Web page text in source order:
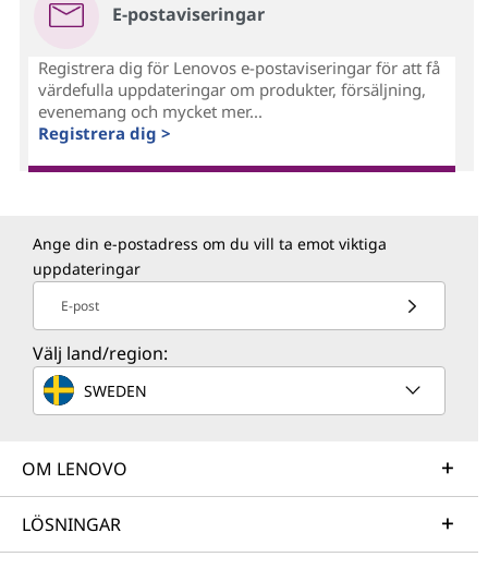
E-postaviseringar
Registrera dig för Lenovos e-postaviseringar för att få
värdefulla uppdateringar om produkter, försäljning,
evenemang och mycket mer...
Registrera dig >
Ange din e-postadress om du vill ta emot viktiga
uppdateringar
E-post
Välj land/region:
SWEDEN
OM LENOVO
LÖSNINGAR